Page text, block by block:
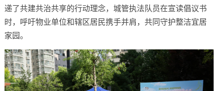
递了共建共治共享的行动理念，城管执法队员在宣读倡议书
时，呼吁物业单位和辖区居民携手并肩，共同守护整洁宜居
家园。